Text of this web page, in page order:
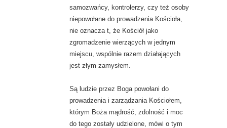
samozwańcy, kontrolerzy, czy też osoby
niepowołane do prowadzenia Kościoła,
nie oznacza t, że Kościół jako
zgromadzenie wierzących w jednym
miejscu, wspólnie razem działających
jest złym zamysłem.
Są ludzie przez Boga powołani do
prowadzenia i zarządzania Kościołem,
którym Boża mądrość, zdolność i moc
do tego zostały udzielone, mówi o tym